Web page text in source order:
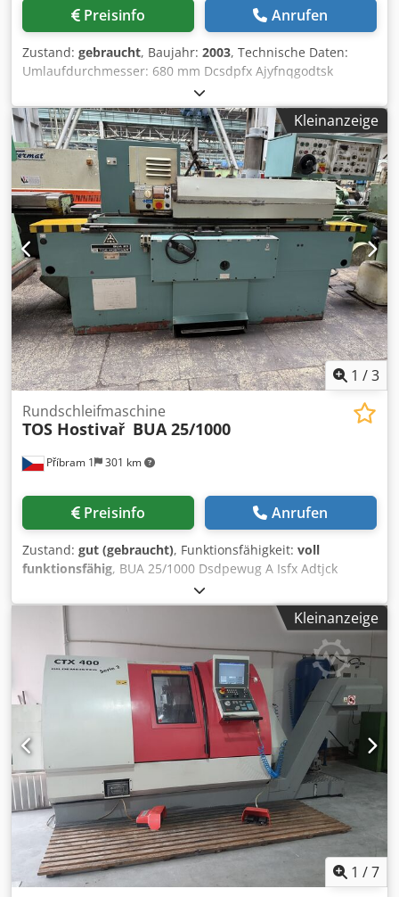
Preisinfo Anrufen
Zustand: gebraucht, Baujahr: 2003, Technische Daten:
Umlaufdurchmesser: 680 mm Dcsdpfx Ajyfnqgodtsk
Spitzenweite: 1000 mm Drehzahl: 2800 1/min Spannfutter:
ø300 mm Abmessungen, ca.: 5560 x 2400 x 2130 mm
Gewicht, ca.: 10.000 kg Ausstattung: - Steuerung:
Heidenhain CNC Pilot 4290 - 12-fach Revolver VDM 40 - C-
Achse
Kleinanzeige
1 /3
Příbram 1 301 km
Rundschleifmaschine
TOS Hostivař BUA 25/1000
Preisinfo Anrufen
Zustand: gut (gebraucht), Funktionsfähigkeit: voll
funktionsfähig, BUA 25/1000 Dsdpewug A Isfx Adtjck
Kleinanzeige
1 /7